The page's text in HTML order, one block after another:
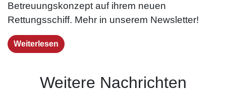
Betreuungskonzept auf ihrem neuen
Rettungsschiff. Mehr in unserem Newsletter!
Weiterlesen
Weitere Nachrichten